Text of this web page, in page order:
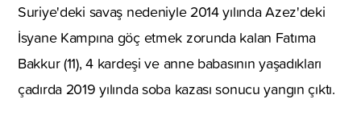
Suriye'deki savaş nedeniyle 2014 yılında Azez'deki
İsyane Kampına göç etmek zorunda kalan Fatıma
Bakkur (11), 4 kardeşi ve anne babasının yaşadıkları
çadırda 2019 yılında soba kazası sonucu yangın çıktı.